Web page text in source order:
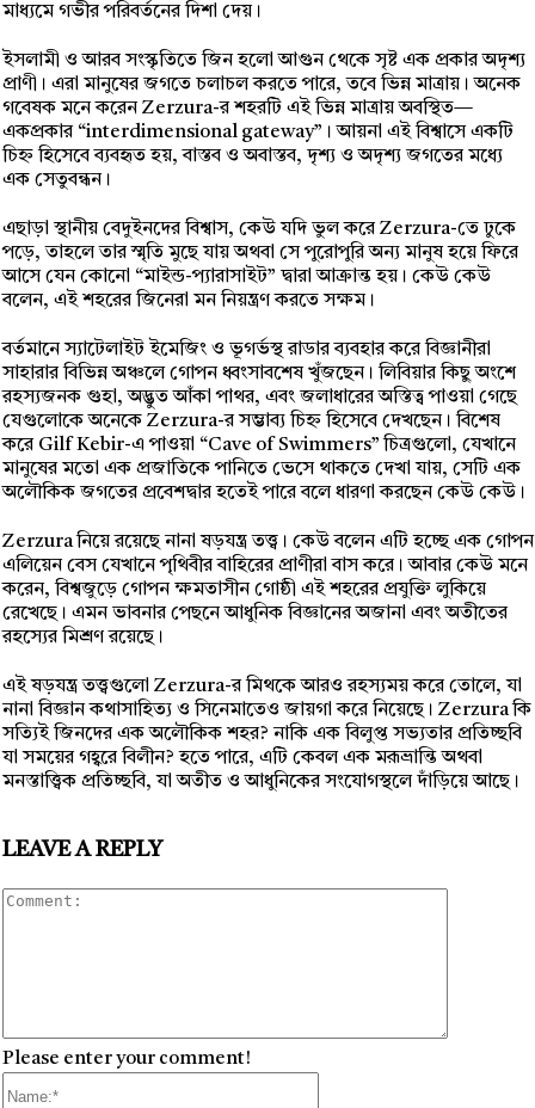
মাধ্যমে গভীর পরিবর্তনের দিশা দেয়।
ইসলামী ও আরব সংস্কৃতিতে জিন হলো আগুন থেকে সৃষ্ট এক প্রকার অদৃশ্য
প্রাণী। এরা মানুষের জগতে চলাচল করতে পারে, তবে ভিন্ন মাত্রায়। অনেক
গবেষক মনে করেন Zerzura-র শহরটি এই ভিন্ন মাত্রায় অবস্থিত—
একপ্রকার “interdimensional gateway”। আয়না এই বিশ্বাসে একটি
চিহ্ন হিসেবে ব্যবহৃত হয়, বাস্তব ও অবাস্তব, দৃশ্য ও অদৃশ্য জগতের মধ্যে
এক সেতুবন্ধন।
এছাড়া স্থানীয় বেদুইনদের বিশ্বাস, কেউ যদি ভুল করে Zerzura-তে ঢুকে
পড়ে, তাহলে তার স্মৃতি মুছে যায় অথবা সে পুরোপুরি অন্য মানুষ হয়ে ফিরে
আসে যেন কোনো “মাইন্ড-প্যারাসাইট” দ্বারা আক্রান্ত হয়। কেউ কেউ
বলেন, এই শহরের জিনেরা মন নিয়ন্ত্রণ করতে সক্ষম।
বর্তমানে স্যাটেলাইট ইমেজিং ও ভূগর্ভস্থ রাডার ব্যবহার করে বিজ্ঞানীরা
সাহারার বিভিন্ন অঞ্চলে গোপন ধ্বংসাবশেষ খুঁজছেন। লিবিয়ার কিছু অংশে
রহস্যজনক গুহা, অদ্ভুত আঁকা পাথর, এবং জলাধারের অস্তিত্ব পাওয়া গেছে
যেগুলোকে অনেকে Zerzura-র সম্ভাব্য চিহ্ন হিসেবে দেখছেন। বিশেষ
করে Gilf Kebir-এ পাওয়া “Cave of Swimmers” চিত্রগুলো, যেখানে
মানুষের মতো এক প্রজাতিকে পানিতে ভেসে থাকতে দেখা যায়, সেটি এক
অলৌকিক জগতের প্রবেশদ্বার হতেই পারে বলে ধারণা করছেন কেউ কেউ।
Zerzura নিয়ে রয়েছে নানা ষড়যন্ত্র তত্ত্ব। কেউ বলেন এটি হচ্ছে এক গোপন
এলিয়েন বেস যেখানে পৃথিবীর বাহিরের প্রাণীরা বাস করে। আবার কেউ মনে
করেন, বিশ্বজুড়ে গোপন ক্ষমতাসীন গোষ্ঠী এই শহরের প্রযুক্তি লুকিয়ে
রেখেছে। এমন ভাবনার পেছনে আধুনিক বিজ্ঞানের অজানা এবং অতীতের
রহস্যের মিশ্রণ রয়েছে।
এই ষড়যন্ত্র তত্ত্বগুলো Zerzura-র মিথকে আরও রহস্যময় করে তোলে, যা
নানা বিজ্ঞান কথাসাহিত্য ও সিনেমাতেও জায়গা করে নিয়েছে। Zerzura কি
সত্যিই জিনদের এক অলৌকিক শহর? নাকি এক বিলুপ্ত সভ্যতার প্রতিচ্ছবি
যা সময়ের গহ্বরে বিলীন? হতে পারে, এটি কেবল এক মরূভ্রান্তি অথবা
মনস্তাত্ত্বিক প্রতিচ্ছবি, যা অতীত ও আধুনিকের সংযোগস্থলে দাঁড়িয়ে আছে।
LEAVE A REPLY
Please enter your comment!